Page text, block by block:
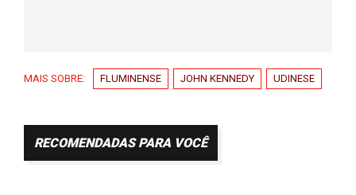
MAIS SOBRE: FLUMINENSE JOHN KENNEDY UDINESE
RECOMENDADAS PARA VOCÊ